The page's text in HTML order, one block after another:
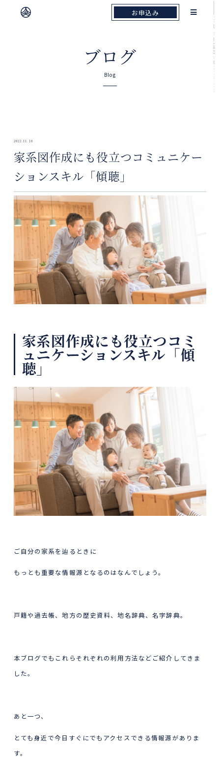
お申込み
お申込み
ブログ
Blog
TOP
ブログ
家系図作成にも役立つコミュニケーションス
2022.11.10
家系図作成にも役立つコミュニケー
ションスキル「傾聴」
家系図作成にも役立つコミ
ュニケーションスキル「傾
聴」
ご自分の家系を辿るときに
もっとも重要な情報源となるのはなんでしょう。
戸籍や過去帳、地方の歴史資料、地名辞典、名字辞典。
本ブログでもこれらそれぞれの利用方法などご紹介してきま
した。
あと一つ、
とても身近で今日すぐにでもアクセスできる情報源がありま
す。